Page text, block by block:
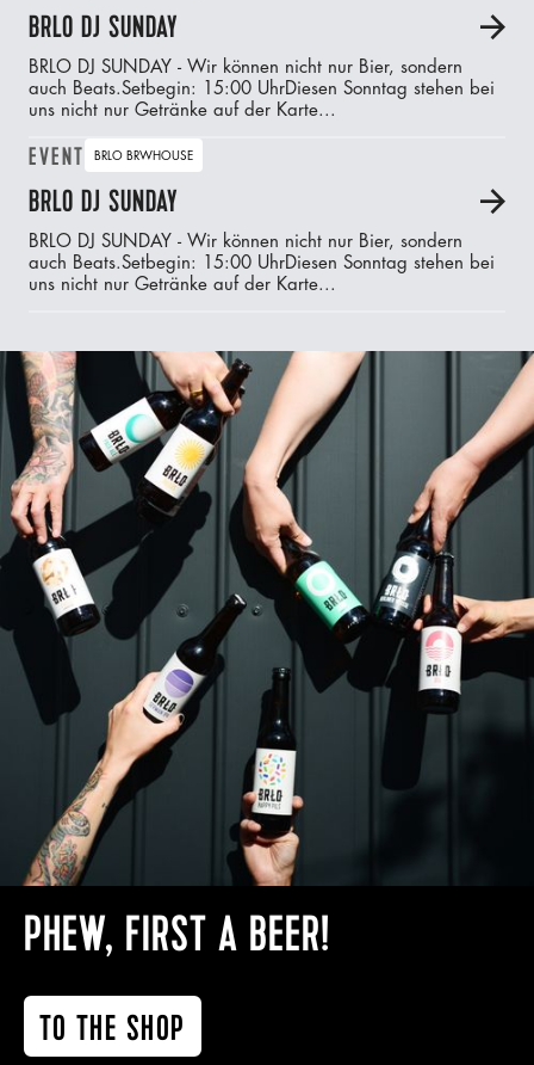
BRLO DJ SUNDAY A
BRLO DJ SUNDAY - Wir können nicht nur Bier, sondern
auch Beats.‍Setbegin: 15:00 UhrDiesen Sonntag stehen bei
uns nicht nur Getränke auf der Karte...
EVENT BRLO BRWHOUSE
BRLO DJ SUNDAY A
BRLO DJ SUNDAY - Wir können nicht nur Bier, sondern
auch Beats.‍Setbegin: 15:00 UhrDiesen Sonntag stehen bei
uns nicht nur Getränke auf der Karte...
PHEW, FIRST A BEER!
TO THE SHOP